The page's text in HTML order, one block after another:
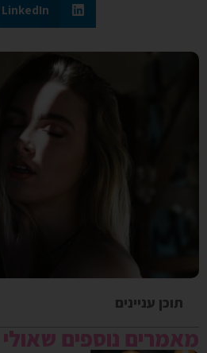
תוכן עניינים
מאמרים נוספים שאולי
LinkedIn